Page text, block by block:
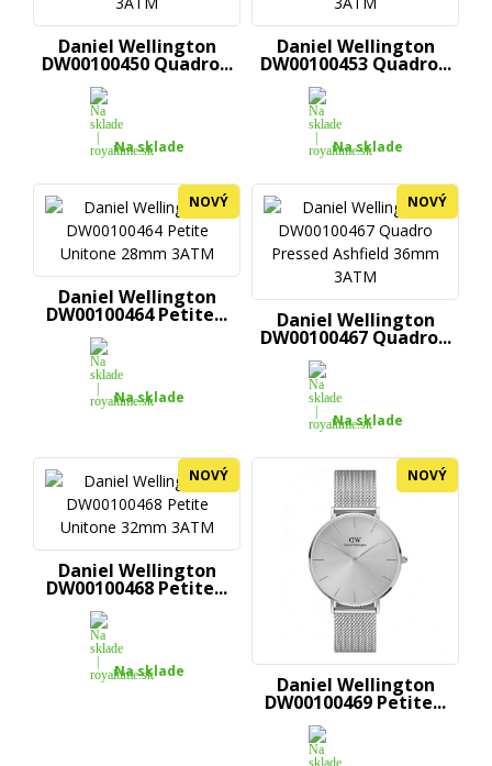
Daniel Wellington
DW00100450 Quadro...
Na sklade
Daniel Wellington
DW00100453 Quadro...
Na sklade
NOVÝ
Daniel Wellington
DW00100464 Petite...
Na sklade
NOVÝ
Daniel Wellington
DW00100467 Quadro...
Na sklade
NOVÝ
Daniel Wellington
DW00100468 Petite...
Na sklade
NOVÝ
Daniel Wellington
DW00100469 Petite...